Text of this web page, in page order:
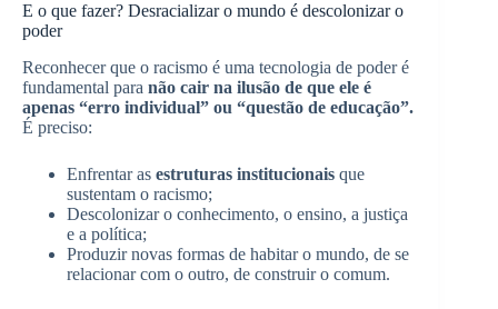
E o que fazer? Desracializar o mundo é descolonizar o
poder
Reconhecer que o racismo é uma tecnologia de poder é
fundamental para não cair na ilusão de que ele é
apenas “erro individual” ou “questão de educação”.
É preciso:
Enfrentar as estruturas institucionais que
sustentam o racismo;
Descolonizar o conhecimento, o ensino, a justiça
e a política;
Produzir novas formas de habitar o mundo, de se
relacionar com o outro, de construir o comum.